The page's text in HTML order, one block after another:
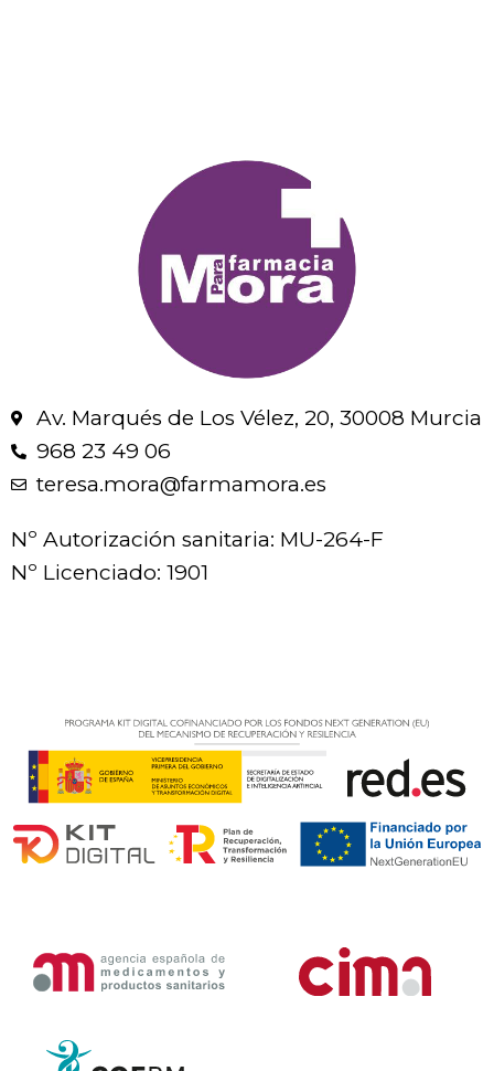
Av. Marqués de Los Vélez, 20, 30008 Murcia
968 23 49 06
teresa.mora@farmamora.es
Nº Autorización sanitaria: MU-264-F
Nº Licenciado: 1901